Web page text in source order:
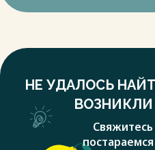
НЕ УДАЛОСЬ